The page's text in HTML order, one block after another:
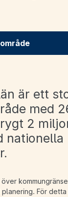
är ett
med
2
nationella
För detta